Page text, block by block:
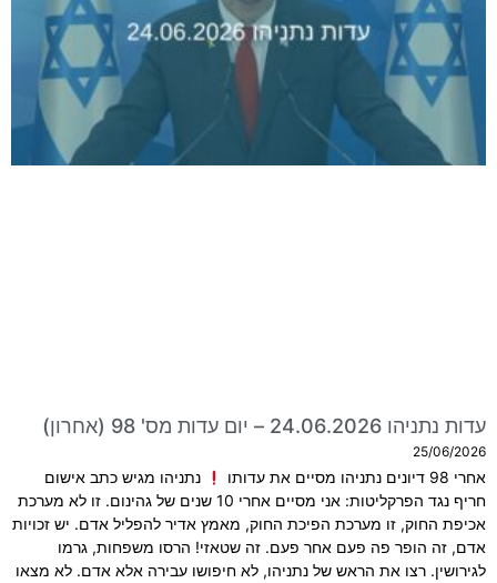
עדות נתניהו 24.06.2026 – יום עדות מס' 98 (אחרון)
25/06/2026
אחרי 98 דיונים נתניהו מסיים את עדותו
נתניהו מגיש כתב אישום
חריף נגד הפרקליטות: אני מסיים אחרי 10 שנים של גהינום. זו לא מערכת
אכיפת החוק, זו מערכת הפיכת החוק, מאמץ אדיר להפליל אדם. יש זכויות
אדם, זה הופר פה פעם אחר פעם. זה שטאזי! הרסו משפחות, גרמו
לגירושין. רצו את הראש של נתניהו, לא חיפושו עבירה אלא אדם. לא מצאו